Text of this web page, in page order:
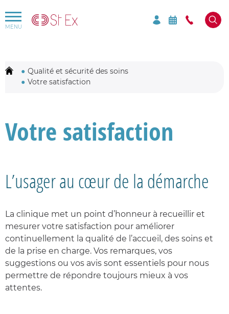
Qualité et sécurité des soins
Votre satisfaction
Votre satisfaction
L’usager au cœur de la démarche
La clinique met un point d’honneur à recueillir et
mesurer votre satisfaction pour améliorer
continuellement la qualité de l’accueil, des soins et
de la prise en charge. Vos remarques, vos
suggestions ou vos avis sont essentiels pour nous
permettre de répondre toujours mieux à vos
attentes.